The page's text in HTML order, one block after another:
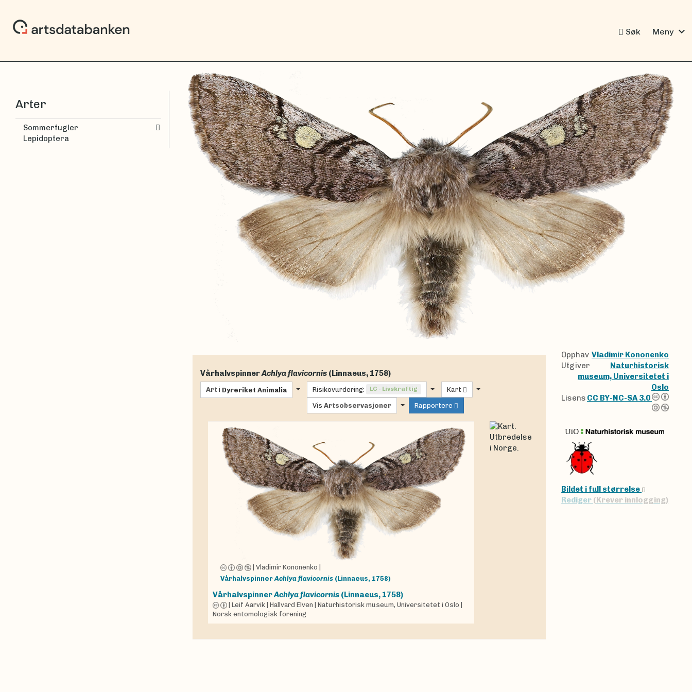
Søk Meny expand_more
VårhalvspinnerAchlya flavicornis (Linnaeus, 1758)
Art i Dyreriket Animalia Risikovurdering: LC - Livskraftig Kart
Vis Artsobservasjoner Rapportere
|Vladimir Kononenko
Vårhalvspinner Achlya flavicornis (Linnaeus, 1758)
VårhalvspinnerAchlya flavicornis (Linnaeus, 1758)
|Leif Aarvik|Hallvard Elven|Naturhistorisk museum, Universitetet i Oslo|
Norsk entomologisk forening
Opphav Vladimir Kononenko
Utgiver
Naturhistorisk
museum, Universitetet i
Oslo
Lisens CC BY-NC-SA 3.0
Bildet i full størrelse
Rediger (Krever innlogging)
Arter
Sommerfugler
Lepidoptera